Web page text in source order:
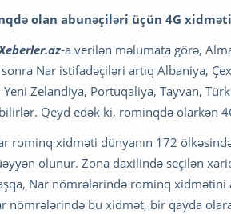
olan abunəçiləri üçün 4G
-a verilən məlumata görə,
Nar istifadəçiləri artıq Albaniya,
Yeni Zelandiya, Portuqaliya, Tayvan,
Qeyd edək ki, rominqdə olarkən
rominq xidməti dünyanın 172
olunur. Zona daxilində seçilən
Nar nömrələrində rominq
nömrələrində bu xidmət, bir qayda